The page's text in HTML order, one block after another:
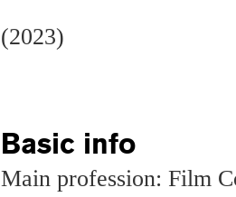
(2023)
Basic info
Main profession: Film